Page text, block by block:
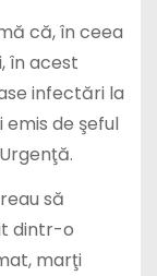
că, în ceea
în acest
infectări la
de şeful
să
dintr-o
marţi